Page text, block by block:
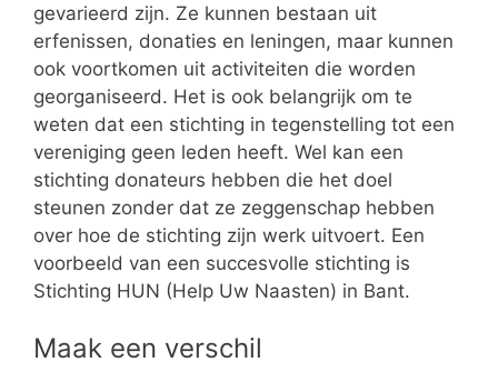
gevarieerd zijn. Ze kunnen bestaan uit
erfenissen, donaties en leningen, maar kunnen
ook voortkomen uit activiteiten die worden
georganiseerd. Het is ook belangrijk om te
weten dat een stichting in tegenstelling tot een
vereniging geen leden heeft. Wel kan een
stichting donateurs hebben die het doel
steunen zonder dat ze zeggenschap hebben
over hoe de stichting zijn werk uitvoert. Een
voorbeeld van een succesvolle stichting is
Stichting HUN (Help Uw Naasten) in Bant.
Maak een verschil